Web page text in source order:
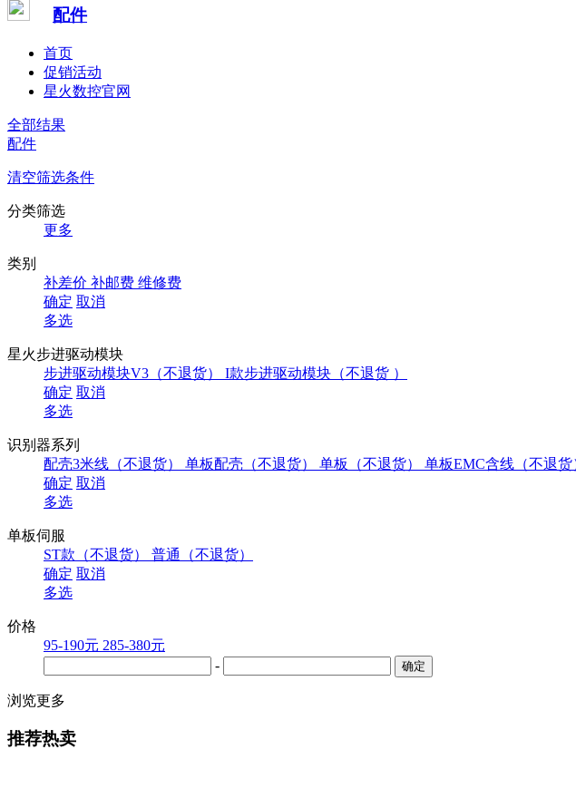
配件
首页
促销活动
星火数控官网
全部结果
配件
清空筛选条件
分类筛选
更多
类别
补差价 补邮费 维修费
确定 取消
多选
星火步进驱动模块
步进驱动模块V3（不退货）
I款步进驱动模块（不退货 ）
确定 取消
多选
识别器系列
配壳3米线（不退货）
单板配壳（不退货） 单板（不退货） 单板EMC含线（不退货
确定 取消
多选
单板伺服
ST款（不退货）
普通（不退货）
确定 取消
多选
价格
95-190元 285-380元
-
浏览更多
推荐热卖